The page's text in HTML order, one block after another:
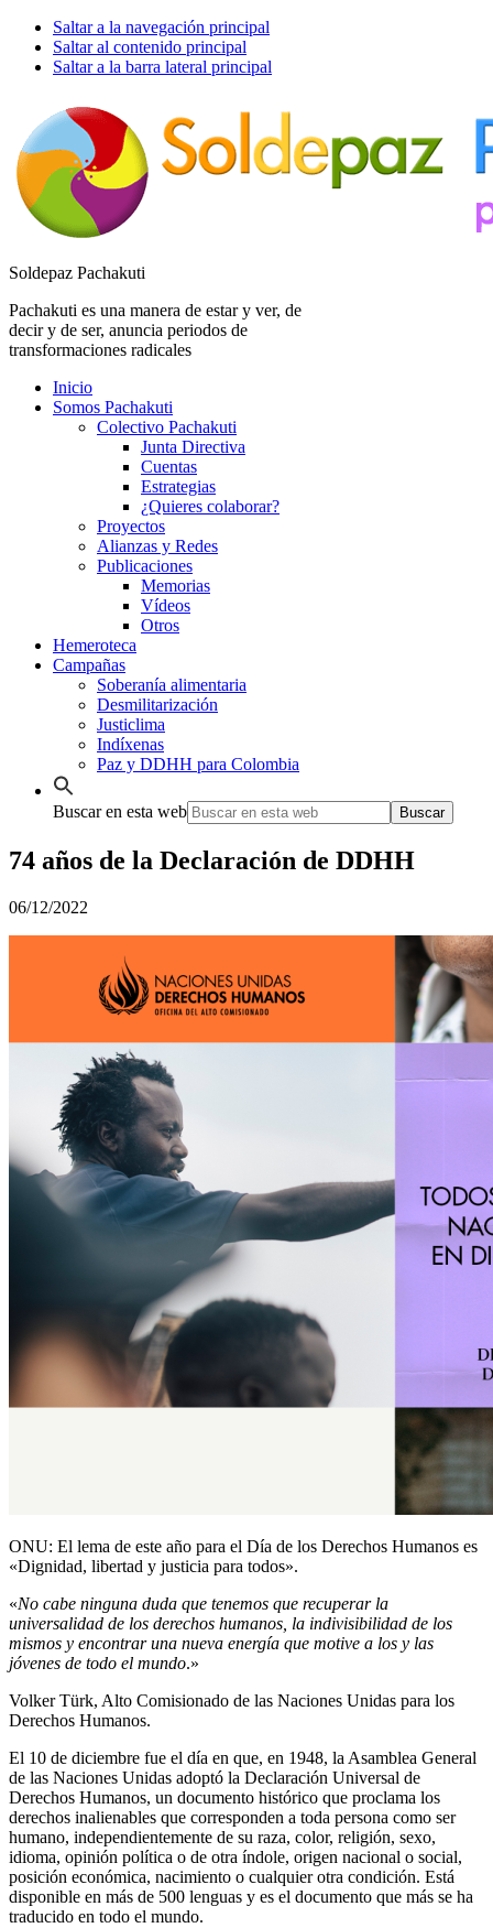
Saltar a la navegación principal
Saltar al contenido principal
Saltar a la barra lateral principal
Soldepaz Pachakuti
Pachakuti es una manera de estar y ver, de
decir y de ser, anuncia periodos de
transformaciones radicales
Inicio
Somos Pachakuti
Colectivo Pachakuti
Junta Directiva
Cuentas
Estrategias
¿Quieres colaborar?
Proyectos
Alianzas y Redes
Publicaciones
Memorias
Vídeos
Otros
Hemeroteca
Campañas
Soberanía alimentaria
Desmilitarización
Justiclima
Indíxenas
Paz y DDHH para Colombia
Buscar en esta web
74 años de la Declaración de DDHH
06/12/2022
ONU: El lema de este año para el Día de los Derechos Humanos es
«Dignidad, libertad y justicia para todos».
«No cabe ninguna duda que tenemos que recuperar la
universalidad de los derechos humanos, la indivisibilidad de los
mismos y encontrar una nueva energía que motive a los y las
jóvenes de todo el mundo.»
Volker Türk, Alto Comisionado de las Naciones Unidas para los
Derechos Humanos.
El 10 de diciembre fue el día en que, en 1948, la Asamblea General
de las Naciones Unidas adoptó la Declaración Universal de
Derechos Humanos, un documento histórico que proclama los
derechos inalienables que corresponden a toda persona como ser
humano, independientemente de su raza, color, religión, sexo,
idioma, opinión política o de otra índole, origen nacional o social,
posición económica, nacimiento o cualquier otra condición. Está
disponible en más de 500 lenguas y es el documento que más se ha
traducido en todo el mundo.